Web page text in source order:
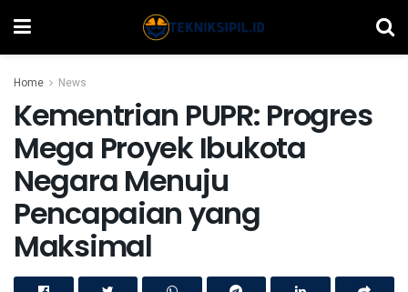
Home News
Kementrian PUPR: Progres
Mega Proyek Ibukota
Negara Menuju
Pencapaian yang
Maksimal